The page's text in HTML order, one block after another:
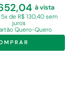
à vista
de R$ 130,40 sem
juros
Quero-Quero